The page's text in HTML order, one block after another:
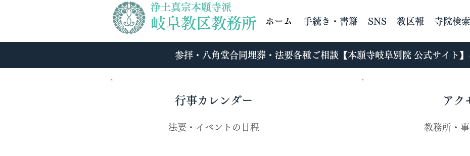
浄土真宗本願寺派
岐阜教区教務所 ホーム 手続き・書籍 SNS 教区報 寺院検索
参拝・八角堂合同埋葬・法要各種ご相談【​本願寺岐阜別院 公式サイト】
​行事カレンダー
法要・イベントの日程
アク
教務所・